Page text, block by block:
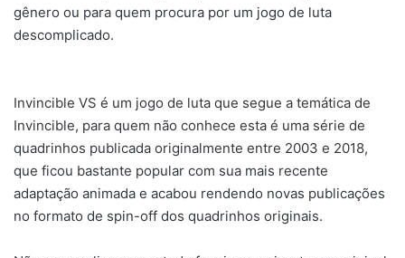
gênero ou para quem procura por um jogo de luta
descomplicado.
Invincible VS é um jogo de luta que segue a temática de
Invincible, para quem não conhece esta é uma série de
quadrinhos publicada originalmente entre 2003 e 2018,
que ficou bastante popular com sua mais recente
adaptação animada e acabou rendendo novas publicações
no formato de spin-off dos quadrinhos originais.